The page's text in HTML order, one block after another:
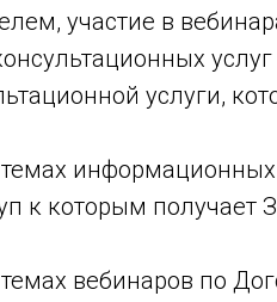
участие в
услуги,
информационных
к которым получает
вебинаров по